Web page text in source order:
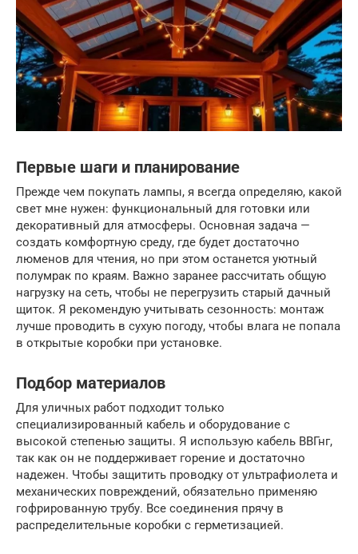
Первые шаги и планирование
Прежде чем покупать лампы, я всегда определяю, какой
свет мне нужен: функциональный для готовки или
декоративный для атмосферы. Основная задача —
создать комфортную среду, где будет достаточно
люменов для чтения, но при этом останется уютный
полумрак по краям. Важно заранее рассчитать общую
нагрузку на сеть, чтобы не перегрузить старый дачный
щиток. Я рекомендую учитывать сезонность: монтаж
лучше проводить в сухую погоду, чтобы влага не попала
в открытые коробки при установке.
Подбор материалов
Для уличных работ подходит только
специализированный кабель и оборудование с
высокой степенью защиты. Я использую кабель ВВГнг,
так как он не поддерживает горение и достаточно
надежен. Чтобы защитить проводку от ультрафиолета и
механических повреждений, обязательно применяю
гофрированную трубу. Все соединения прячу в
распределительные коробки с герметизацией.